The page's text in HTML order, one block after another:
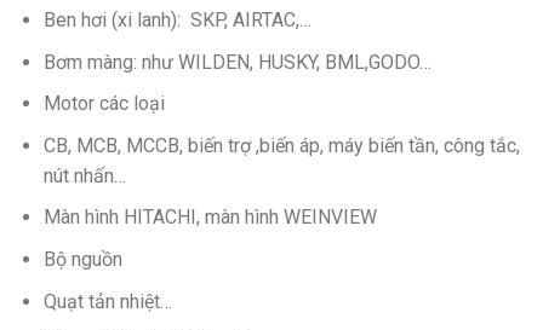
Ben hơi (xi lanh): SKP, AIRTAC,…
Bơm màng: như WILDEN, HUSKY, BML,GODO…
Motor các loại
CB, MCB, MCCB, biến trợ ,biến áp, máy biến tần, công tắc,
nút nhấn…
Màn hình HITACHI, màn hình WEINVIEW
Bộ nguồn
Quạt tản nhiệt…